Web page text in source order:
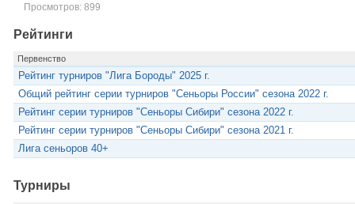
Просмотров: 899
Рейтинги
Первенство
Рейтинг турниров "Лига Бороды" 2025 г.
Общий рейтинг серии турниров "Сеньоры России" сезона 2022 г.
Рейтинг серии турниров "Сеньоры Сибири" сезона 2022 г.
Рейтинг серии турниров "Сеньоры Сибири" сезона 2021 г.
Лига сеньоров 40+
Турниры